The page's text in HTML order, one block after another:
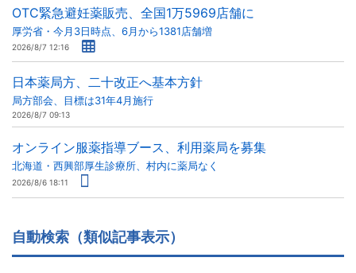
OTC緊急避妊薬販売、全国1万5969店舗に
厚労省・今月3日時点、6月から1381店舗増
2026/8/7 12:16
日本薬局方、二十改正へ基本方針
局方部会、目標は31年4月施行
2026/8/7 09:13
オンライン服薬指導ブース、利用薬局を募集
北海道・西興部厚生診療所、村内に薬局なく
2026/8/6 18:11
自動検索（類似記事表示）